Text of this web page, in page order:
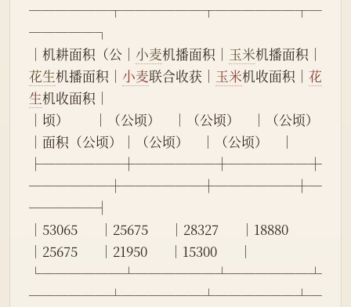
──────┬──────┬──────┬─
─────┐
│机耕面积（公│ 小麦机播面积│ 玉米机播面积│
花生机播面积│ 小麦联合收获│ 玉米机收面积│ 花
生机收面积│
│顷）        │（公顷）    │（公顷）    │（公顷）
│面积（公顷）│（公顷）    │（公顷）    │
├──────┼──────┼──────┼
──────┼──────┼──────┼─
─────┤
│53065       │25675       │28327       │18880
│25675       │21950       │15300       │
└──────┴──────┴──────┴
──────┴──────┴──────┴─